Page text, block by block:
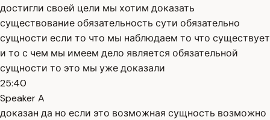
достигли своей цели мы хотим доказать
существование обязательность сути обязательно
сущности если то что мы наблюдаем то что существует
и то с чем мы имеем дело является обязательной
сущности то это мы уже доказали
25:40
Speaker A
доказан да но если это возможная сущность возможно